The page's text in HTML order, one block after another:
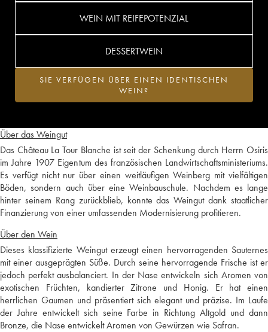
Über das Weingut
Das Château La Tour Blanche ist seit der Schenkung durch Herrn Osiris
im Jahre 1907 Eigentum des französischen Landwirtschaftsministeriums.
Es verfügt nicht nur über einen weitläufigen Weinberg mit vielfältigen
Böden, sondern auch über eine Weinbauschule. Nachdem es lange
hinter seinem Rang zurückblieb, konnte das Weingut dank staatlicher
Finanzierung von einer umfassenden Modernisierung profitieren.
Über den Wein
Dieses klassifizierte Weingut erzeugt einen hervorragenden Sauternes
mit einer ausgeprägten Süße. Durch seine hervorragende Frische ist er
jedoch perfekt ausbalanciert. In der Nase entwickeln sich Aromen von
exotischen Früchten, kandierter Zitrone und Honig. Er hat einen
herrlichen Gaumen und präsentiert sich elegant und präzise. Im Laufe
der Jahre entwickelt sich seine Farbe in Richtung Altgold und dann
Bronze, die Nase entwickelt Aromen von Gewürzen wie Safran.
WEIN MIT REIFEPOTENZIAL
DESSERTWEIN
SIE VERFÜGEN ÜBER EINEN IDENTISCHEN
WEIN?